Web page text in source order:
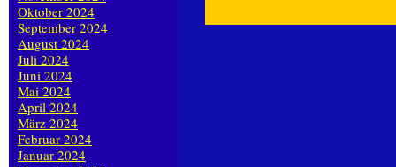
Oktober 2024
September 2024
August 2024
Juli 2024
Juni 2024
Mai 2024
April 2024
März 2024
Februar 2024
Januar 2024